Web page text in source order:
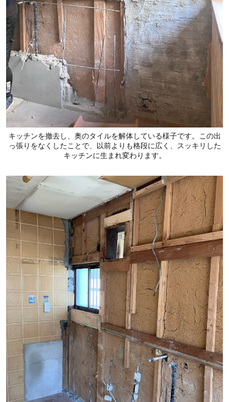
キッチンを撤去し、奥のタイルを解体している様子です。この出
っ張りをなくしたことで、以前よりも格段に広く、スッキリした
キッチンに生まれ変わります。